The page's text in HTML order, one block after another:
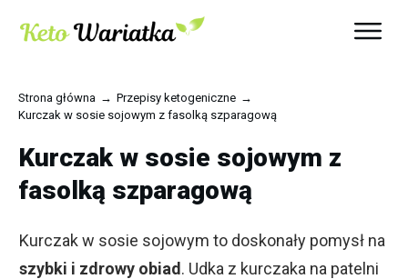
Strona główna → Przepisy ketogeniczne →
Kurczak w sosie sojowym z fasolką szparagową
Kurczak w sosie sojowym z
fasolką szparagową
Kurczak w sosie sojowym to doskonały pomysł na
szybki i zdrowy obiad . Udka z kurczaka na patelni